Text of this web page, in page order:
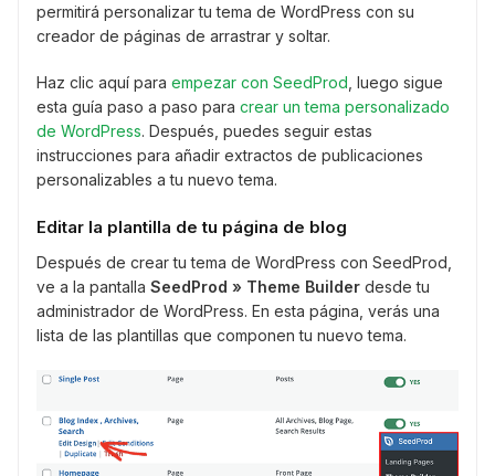
permitirá personalizar tu tema de WordPress con su
creador de páginas de arrastrar y soltar.
Haz clic aquí para empezar con SeedProd , luego sigue
esta guía paso a paso para crear un tema personalizado
de WordPress. Después, puedes seguir estas
instrucciones para añadir extractos de publicaciones
personalizables a tu nuevo tema.
Editar la plantilla de tu página de blog
Después de crear tu tema de WordPress con SeedProd,
ve a la pantalla SeedProd » Theme Builder desde tu
administrador de WordPress. En esta página, verás una
lista de las plantillas que componen tu nuevo tema.